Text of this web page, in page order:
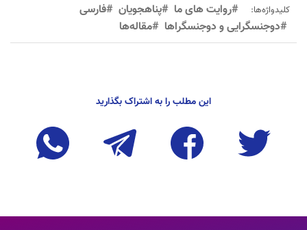
کلیدواژه‌ها: #روایت های ما #پناهجویان #فارسی
#دوجنسگرایی و دوجنسگراها #مقاله‌ها
این مطلب را به اشتراک بگذارید